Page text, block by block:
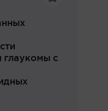
глаукомы с